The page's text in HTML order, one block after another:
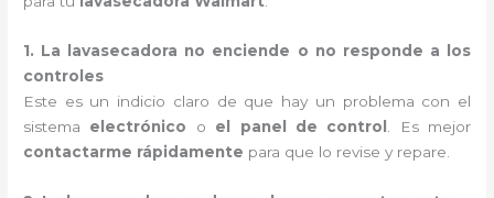
1. La lavasecadora no enciende o no responde a los
controles
Este es un indicio claro de que hay un problema con el
sistema electrónico o el panel de control
. Es mejor
contactarme rápidamente para que lo revise y repare.